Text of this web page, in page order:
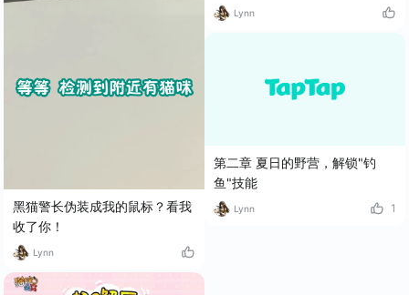
黑猫警长伪装成我的鼠标？看我
收了你！
Lynn
Lynn
第二章 夏日的野营，解锁"钓
鱼"技能
Lynn 1